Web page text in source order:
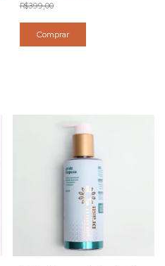
R$399,00
Comprar